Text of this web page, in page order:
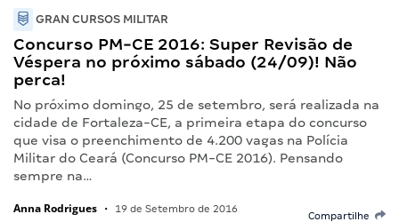
GRAN CURSOS MILITAR
Concurso PM-CE 2016: Super Revisão de
Véspera no próximo sábado (24/09)! Não
perca!
No próximo domingo, 25 de setembro, será realizada na
cidade de Fortaleza-CE, a primeira etapa do concurso
que visa o preenchimento de 4.200 vagas na Polícia
Militar do Ceará (Concurso PM-CE 2016). Pensando
sempre na…
Anna Rodrigues • 19 de Setembro de 2016
Compartilhe